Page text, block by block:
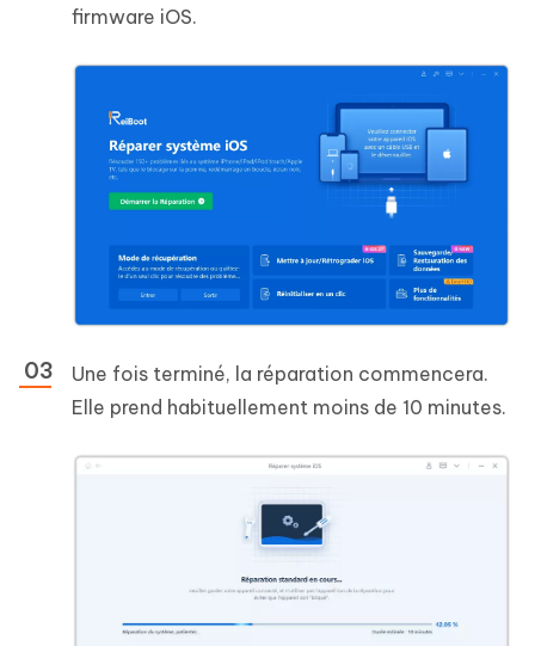
firmware iOS.
Une fois terminé, la réparation commencera.
Elle prend habituellement moins de 10 minutes.